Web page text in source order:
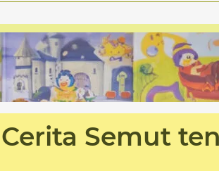
Cerita Semut